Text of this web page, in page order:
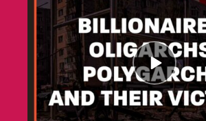
Episode
play
icon